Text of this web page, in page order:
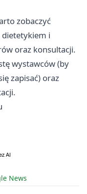
zobaczyć
i
oraz konsultacji.
wystawców (by
zapisać) oraz
News